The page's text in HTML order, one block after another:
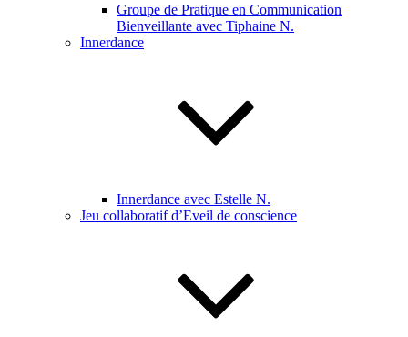
Groupe de Pratique en Communication
Bienveillante avec Tiphaine N.
Innerdance
Innerdance avec Estelle N.
Jeu collaboratif d’Eveil de conscience